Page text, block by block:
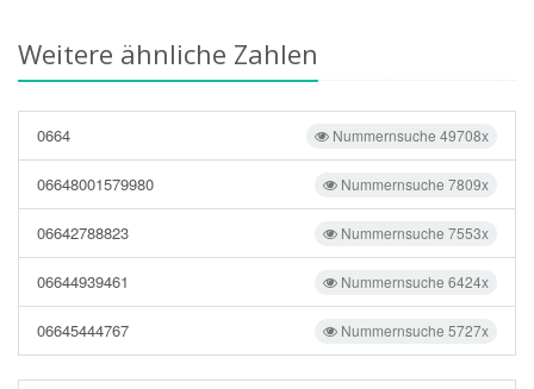
Weitere ähnliche Zahlen
Nummernsuche 49708x
0664
Nummernsuche 7809x
06648001579980
Nummernsuche 7553x
06642788823
Nummernsuche 6424x
06644939461
Nummernsuche 5727x
06645444767